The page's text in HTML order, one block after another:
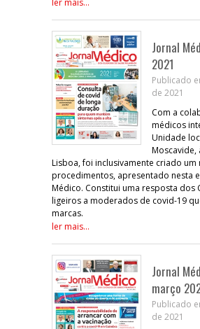
Jornal
2021
Publicado
de 2021
Com a
médicos
Unidade
Moscavide,
Lisboa, foi inclusivamente criado um
procedimentos, apresentado nesta
Médico. Constitui uma resposta dos
ligeiros a moderados de covid-19
marcas.
ler mais...
Jornal
março
Publicado
de 2021